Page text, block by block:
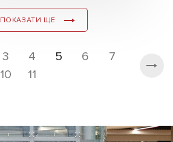
ПОКАЗАТИ ЩЕ
3 4 5 6
7
10 11